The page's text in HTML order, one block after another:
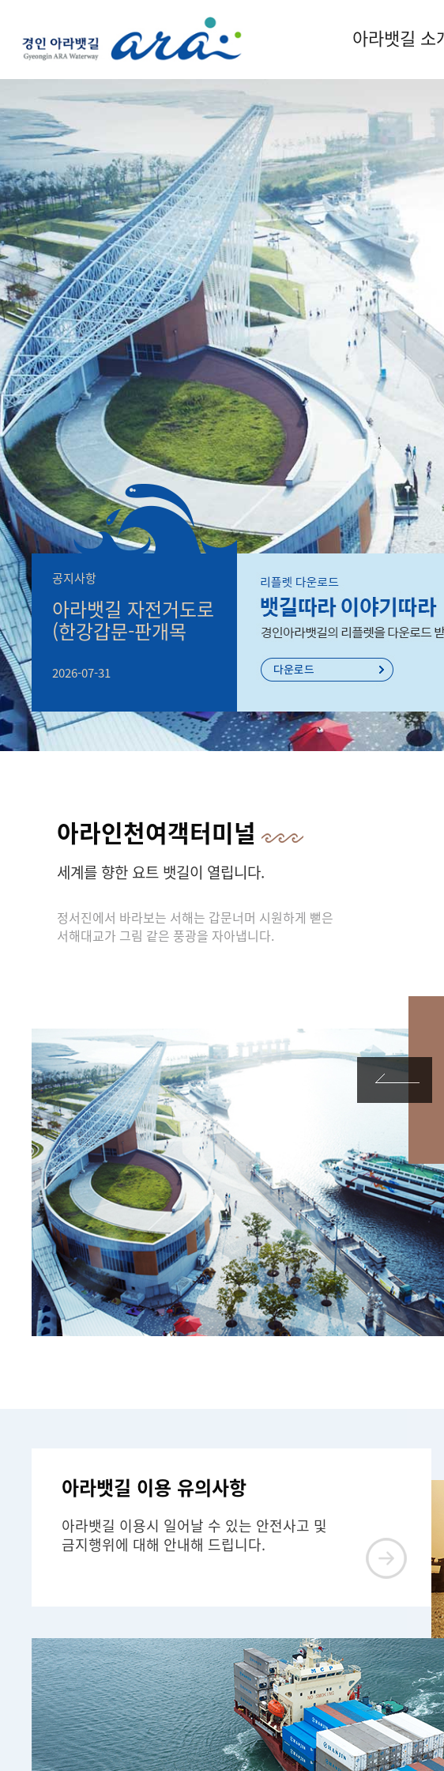
K-water
경인아라뱃길
아라뱃길 소
공지사항
아라뱃길 자전거도로
(한강갑문-판개목
(7. 31.(금)~ 정비
2026-07-31
아라인천여객터미널
세계를 향한 요트 뱃길이 열립니다.
정서진에서 바라보는 서해는 갑문너머 시원하게 뻗은
서해대교가 그림 같은 풍광을 자아냅니다.
아라뱃길 이용 유의사항
아라뱃길 이용시 일어날 수 있는 안전사고 및
금지행위에 대해 안내해 드립니다.